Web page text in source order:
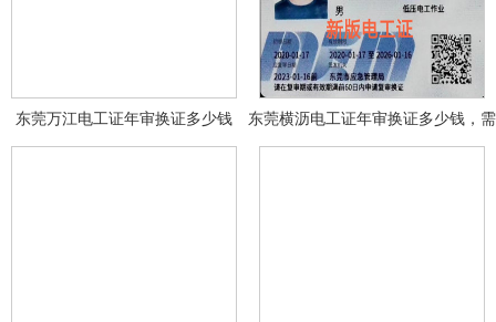
东莞万江电工证年审换证多少钱
东莞横沥电工证年审换证多少钱，需
要什么资料